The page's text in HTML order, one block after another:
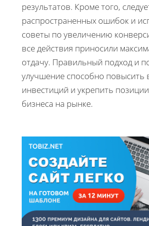
результатов. Кроме того,
распространенных ошибок и
советы по увеличению
все действия приносили
отдачу. Правильный подход и
улучшение способно повысить
инвестиций и укрепить
бизнеса на рынке.